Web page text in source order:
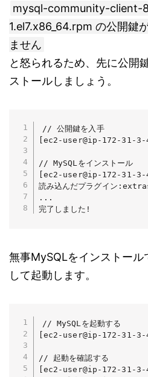
mysql-community-client-
1.el7.x86_64.rpm の公開鍵
ません
と怒られるため、先に公開
ストールしましょう。
// 公開鍵を入手
[ec2-user@ip-172-31-
// MySQLをインストール
[ec2-user@ip-172-31-
読み込んだプラグイン
...
完了しました!
無事MySQLをインストール
して起動します。
// MySQLを起動する
[ec2-user@ip-172-31-
// 起動を確認する
[ec2-user@ip-172-31-